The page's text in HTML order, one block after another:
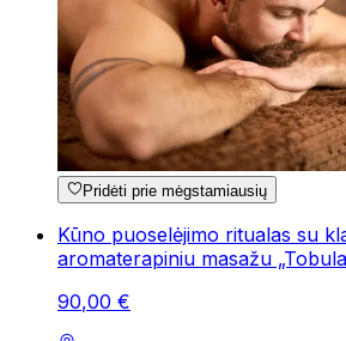
Pridėti prie mėgstamiausių
Kūno puoselėjimo ritualas su
aromaterapiniu masažu
90,00 €